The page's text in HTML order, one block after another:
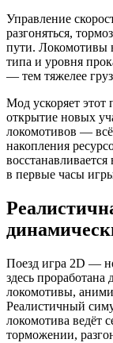
Управление
разгоняться,
пути. Локомотивы
типа и уровня
— тем тяжелее
Мод ускоряет этот
открытие новых
локомотивов — всё
накопления
в первые часы
Поезд игра 2D —
здесь
локомотивы,
Реалистичный
локомотива ведёт
торможении,